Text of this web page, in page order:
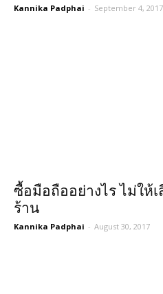
Kannika Padphai - September 4, 2017
ซื้อมือถืออย่างไร ไม่ให้
ร้าน
Kannika Padphai - August 30, 2017